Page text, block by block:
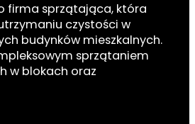
firma sprzątająca, która
czystości w
budynków mieszkalnych.
sprzątaniem
w blokach oraz